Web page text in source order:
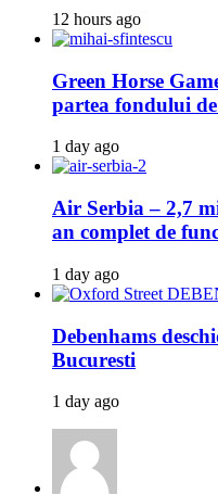
12 hours ago
Green Horse
partea fondului
1 day ago
Air Serbia – 2,7
an complet de
1 day ago
Debenhams
Bucuresti
1 day ago